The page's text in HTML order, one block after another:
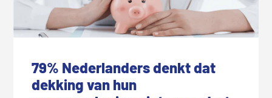
79% Nederlanders denkt dat
dekking van hun